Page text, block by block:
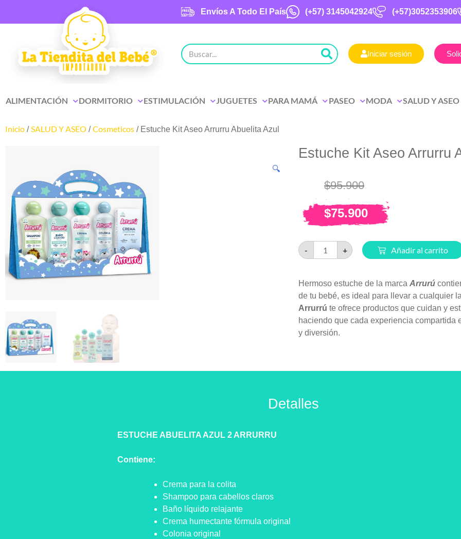
Envíos A Todo El País (+57) 3145042924 (+57)3052353906
Iniciar sesión
ALIMENTACIÓN DORMITORIO ESTIMULACIÓN JUGUETES PARA MAMÁ PASEO MODA SALUD Y ASEO
Inicio /SALUD Y ASEO /Cosmeticos / Estuche Kit Aseo Arrurru Abuelita Azul
🔍
Estuche Kit Aseo Arrurru
$95.900
$75.900
- + Añadir al carrito
Hermoso estuche de la marca Arrurú
de tu bebé, es ideal para llevar a cualquier
Arrurrú te ofrece productos que cuidan y
haciendo que cada experiencia compartida
y diversión.
Detalles
ESTUCHE ABUELITA AZUL 2 ARRURRU
Contiene:
Crema para la colita
Shampoo para cabellos claros
Baño líquido relajante
Crema humectante fórmula original
Colonia original